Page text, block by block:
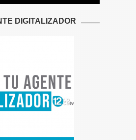
DIGITALIZADOR